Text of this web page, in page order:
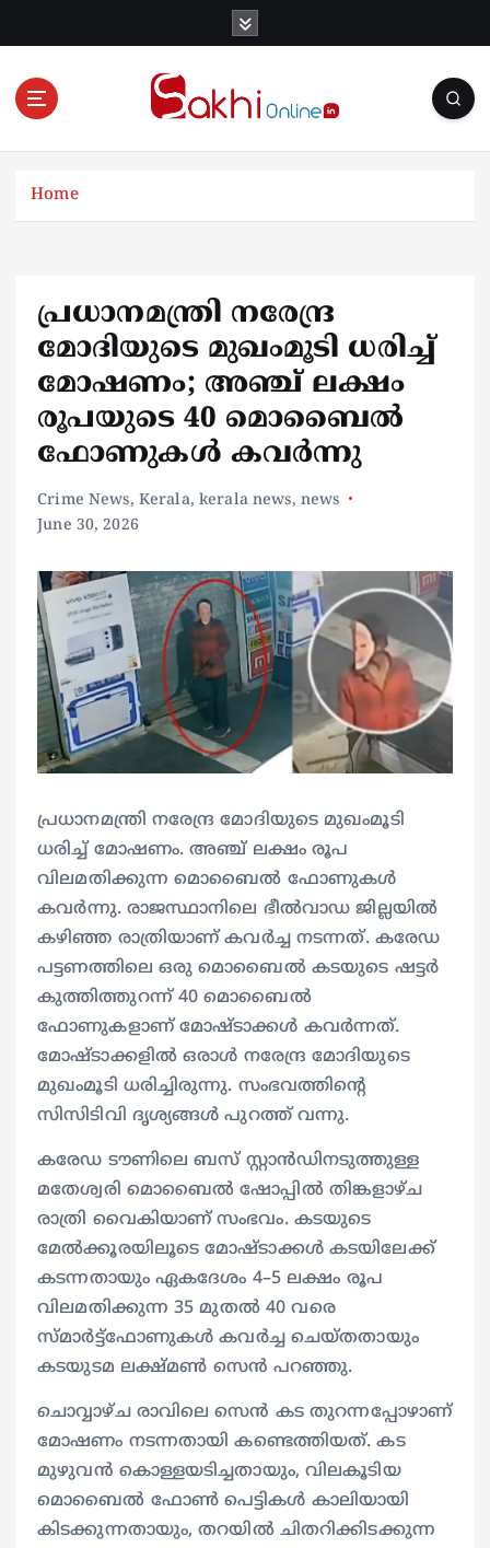
Online News Portal
Home
പ്രധാനമന്ത്രി നരേന്ദ്ര
മോദിയുടെ മുഖംമൂടി ധരിച്ച്
മോഷണം; അഞ്ച് ലക്ഷം
രൂപയുടെ 40 മൊബൈൽ
ഫോണുകൾ കവർന്നു
Crime News, Kerala, kerala news, news
June 30, 2026
പ്രധാനമന്ത്രി നരേന്ദ്ര മോദിയുടെ മുഖംമൂടി
ധരിച്ച് മോഷണം. അഞ്ച് ലക്ഷം രൂപ
വിലമതിക്കുന്ന മൊബൈൽ ഫോണുകൾ
കവർന്നു. രാജസ്ഥാനിലെ ഭീൽവാഡ ജില്ലയിൽ
കഴിഞ്ഞ രാത്രിയാണ് കവർച്ച നടന്നത്. കരേഡ
പട്ടണത്തിലെ ഒരു മൊബൈൽ കടയുടെ ഷട്ടർ
കുത്തിത്തുറന്ന് 40 മൊബൈൽ
ഫോണുകളാണ് മോഷ്ടാക്കൾ കവർന്നത്.
മോഷ്ടാക്കളിൽ ഒരാൾ നരേന്ദ്ര മോദിയുടെ
മുഖംമൂടി ധരിച്ചിരുന്നു. സംഭവത്തിൻ്റെ
സിസിടിവി ദൃശ്യങ്ങൾ പുറത്ത് വന്നു.
കരേഡ ടൗണിലെ ബസ് സ്റ്റാൻഡിനടുത്തുള്ള
മതേശ്വരി മൊബൈൽ ഷോപ്പിൽ തിങ്കളാഴ്ച
രാത്രി വൈകിയാണ് സംഭവം. കടയുടെ
മേൽക്കൂരയിലൂടെ മോഷ്ടാക്കൾ കടയിലേക്ക്
കടന്നതായും ഏകദേശം 4–5 ലക്ഷം രൂപ
വിലമതിക്കുന്ന 35 മുതൽ 40 വരെ
സ്മാർട്ട്‌ഫോണുകൾ കവർച്ച ചെയ്തതായും
കടയുടമ ലക്ഷ്മൺ സെൻ പറഞ്ഞു.
ചൊവ്വാഴ്ച രാവിലെ സെൻ കട തുറന്നപ്പോഴാണ്
മോഷണം നടന്നതായി കണ്ടെത്തിയത്. കട
മുഴുവൻ കൊള്ളയടിച്ചതായും, വിലകൂടിയ
മൊബൈൽ ഫോൺ പെട്ടികൾ കാലിയായി
കിടക്കുന്നതായും, തറയിൽ ചിതറിക്കിടക്കുന്ന